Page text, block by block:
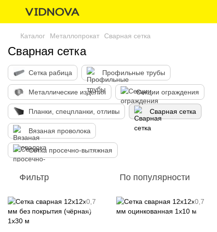
Каталог Металлопрокат Сварная сетка
Сварная сетка
Сетка рабица Профильные трубы
Металлические изделия Секции ограждения
Планки, спецпланки, отливы Сварная сетка
Вязаная проволока
Сетка просечно-вытяжная
Фильтр По популярности